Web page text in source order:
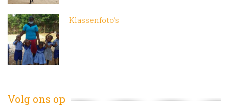
Klassenfoto’s
Volg ons op